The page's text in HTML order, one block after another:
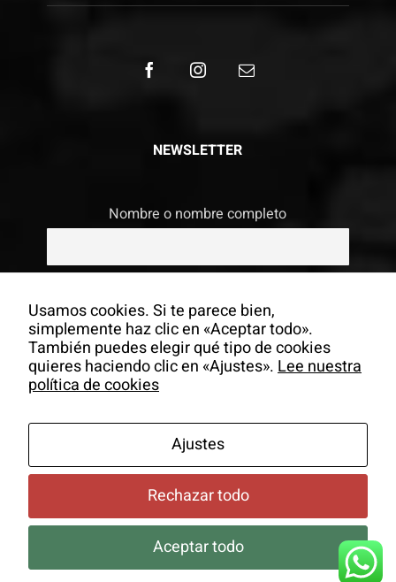
NEWSLETTER
Nombre o nombre completo
Si continúas, aceptas la política de
privacidad
2026 Colectivo La Salita |Aviso Legal
de Cookies|Newsletter
Usamos cookies. Si te parece bien,
simplemente haz clic en «Aceptar todo».
También puedes elegir qué tipo de cookies
quieres haciendo clic en «Ajustes».Lee nuestra
política de cookies
Ajustes
Rechazar todo
Aceptar todo